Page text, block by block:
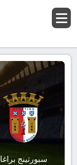
سبورتينج براغا